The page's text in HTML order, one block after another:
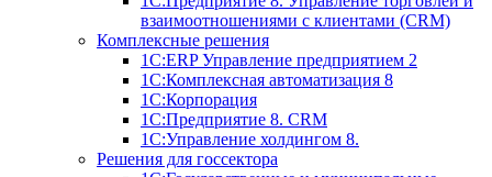
взаимоотношениями с клиентами (CRM)
Комплексные решения
1С:ERP Управление предприятием 2
1С:Комплексная автоматизация 8
1С:Корпорация
1С:Предприятие 8. CRM
1С:Управление холдингом 8.
Решения для госсектора